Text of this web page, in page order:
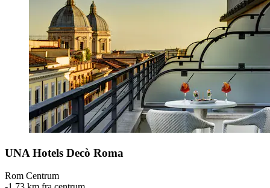
UNA Hotels Decò Roma
Rom Centrum